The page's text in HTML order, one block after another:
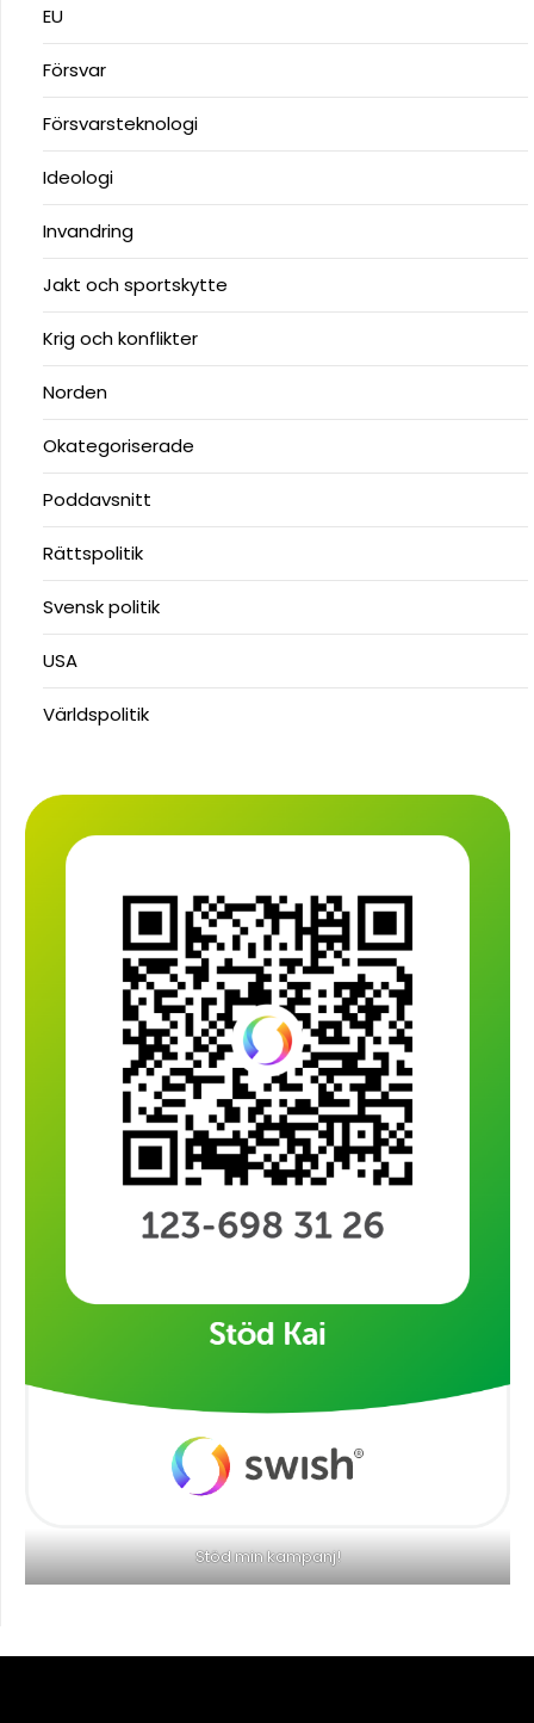
EU
Försvar
Försvarsteknologi
Ideologi
Invandring
Jakt och sportskytte
Krig och konflikter
Norden
Okategoriserade
Poddavsnitt
Rättspolitik
Svensk politik
USA
Världspolitik
Stöd min kampanj!